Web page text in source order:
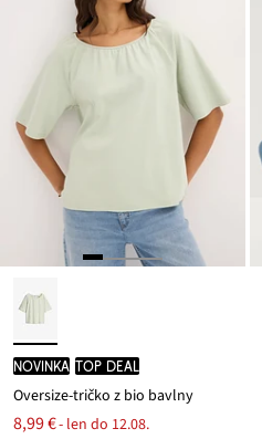
novinka TOP DEAL
Oversize-tričko z bio bavlny
8,99 €- len do 12.08.